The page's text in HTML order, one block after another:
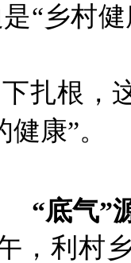
“乡村
扎根，
康”。
“底气”
，利村